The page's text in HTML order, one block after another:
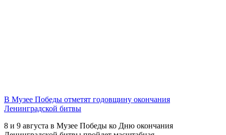
В Музее Победы отметят годовщину окончания
Ленинградской битвы
8 и 9 августа в Музее Победы ко Дню окончания